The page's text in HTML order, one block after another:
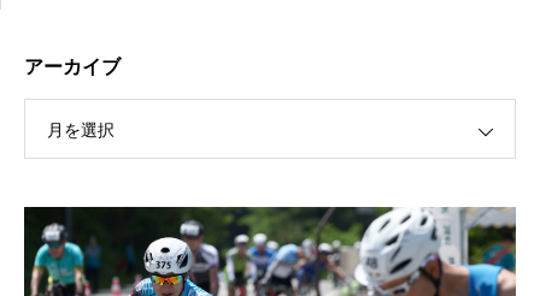
【受付終了】2026大会同日開催！カヤックに乗って諏訪
アーカイブ
月を選択